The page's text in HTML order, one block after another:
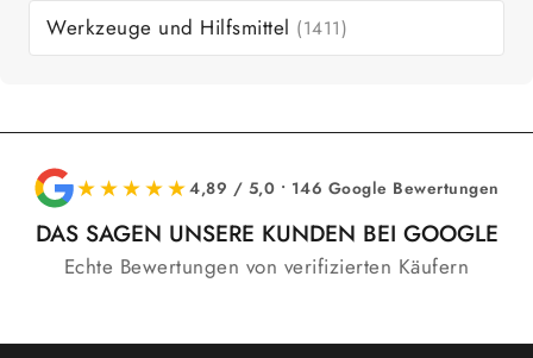
Werkzeuge und Hilfsmittel (1411)
★★★★★4,89 / 5,0 • 146 Google Bewertungen
DAS SAGEN UNSERE KUNDEN BEI GOOGLE
Echte Bewertungen von verifizierten Käufern